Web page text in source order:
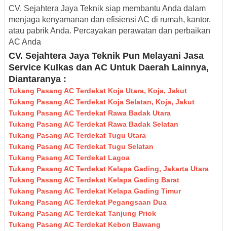
CV. Sejahtera Jaya Teknik siap membantu Anda dalam
menjaga kenyamanan dan efisiensi AC di rumah, kantor,
atau pabrik Anda. Percayakan perawatan dan perbaikan
AC Anda
CV. Sejahtera Jaya Teknik Pun Melayani Jasa
Service Kulkas dan AC Untuk Daerah Lainnya,
Diantaranya :
Tukang Pasang AC Terdekat Koja Utara, Koja, Jakut
Tukang Pasang AC Terdekat Koja Selatan, Koja, Jakut
Tukang Pasang AC Terdekat Rawa Badak Utara
Tukang Pasang AC Terdekat Rawa Badak Selatan
Tukang Pasang AC Terdekat Tugu Utara
Tukang Pasang AC Terdekat Tugu Selatan
Tukang Pasang AC Terdekat Lagoa
Tukang Pasang AC Terdekat Kelapa Gading, Jakarta Utara
Tukang Pasang AC Terdekat Kelapa Gading Barat
Tukang Pasang AC Terdekat Kelapa Gading Timur
Tukang Pasang AC Terdekat Pegangsaan Dua
Tukang Pasang AC Terdekat Tanjung Priok
Tukang Pasang AC Terdekat Kebon Bawang